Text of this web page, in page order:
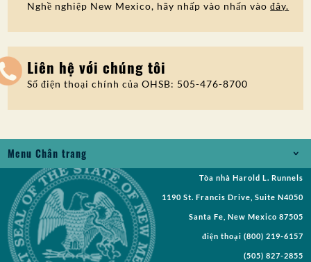
Nghề nghiệp New Mexico, hãy nhấp vào nhấn vàođây.
Liên hệ với chúng tôi
Số điện thoại chính của OHSB: 505-476-8700
Menu Chân trang
Jobs
Yêu cầu Bản ghi
Yêu cầu đề xuất
Tòa nhà Harold L. Runnels
1190 St. Francis Drive, Suite N4050
Santa Fe, New Mexico 87505
điện thoại (800) 219-6157
(505) 827-2855